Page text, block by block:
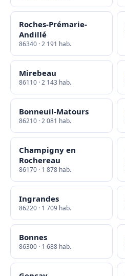
Roches-Prémarie-
Andillé
86340 · 2 191 hab.
Mirebeau
86110 · 2 143 hab.
Bonneuil-Matours
86210 · 2 081 hab.
Champigny en
Rochereau
86170 · 1 878 hab.
Ingrandes
86220 · 1 709 hab.
Bonnes
86300 · 1 688 hab.